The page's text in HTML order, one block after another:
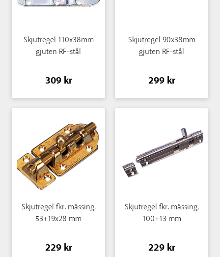
Skjutregel 110x38mm
gjuten RF-stål
309 kr
Skjutregel 90x38mm
gjuten RF-stål
299 kr
Skjutregel fkr. mässing,
53+19x28 mm
229 kr
Skjutregel fkr. mässing,
100+13 mm
229 kr